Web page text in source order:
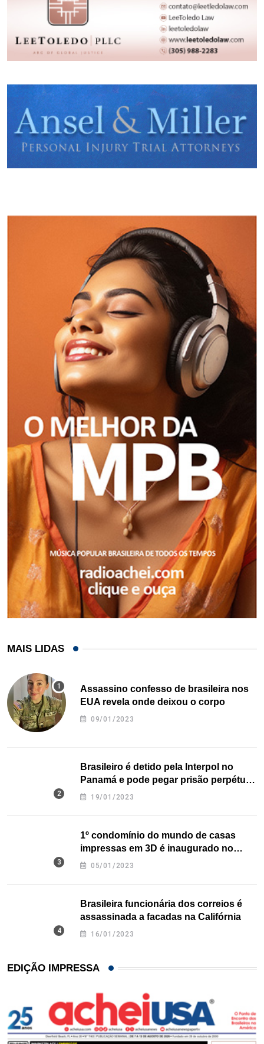
MAIS LIDAS
Assassino confesso de brasileira nos
EUA revela onde deixou o corpo
09/01/2023
Brasileiro é detido pela Interpol no
Panamá e pode pegar prisão perpétua
nos EUA
19/01/2023
1º condomínio do mundo de casas
impressas em 3D é inaugurado no
Texas
05/01/2023
Brasileira funcionária dos correios é
assassinada a facadas na Califórnia
16/01/2023
EDIÇÃO IMPRESSA